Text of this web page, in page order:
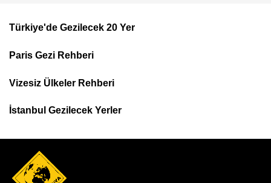
Top
Menu
Türkiye'de Gezilecek 20 Yer
Paris Gezi Rehberi
Vizesiz Ülkeler Rehberi
İstanbul Gezilecek Yerler